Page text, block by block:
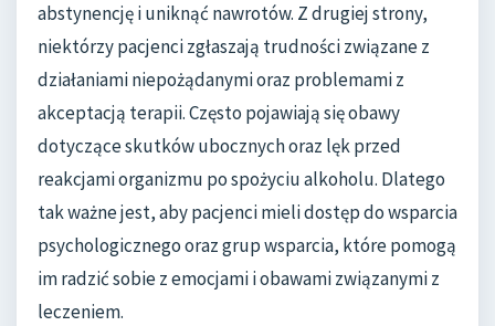
abstynencję i uniknąć nawrotów. Z drugiej strony,
niektórzy pacjenci zgłaszają trudności związane z
działaniami niepożądanymi oraz problemami z
akceptacją terapii. Często pojawiają się obawy
dotyczące skutków ubocznych oraz lęk przed
reakcjami organizmu po spożyciu alkoholu. Dlatego
tak ważne jest, aby pacjenci mieli dostęp do wsparcia
psychologicznego oraz grup wsparcia, które pomogą
im radzić sobie z emocjami i obawami związanymi z
leczeniem.